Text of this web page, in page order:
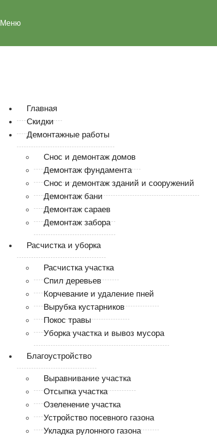
Меню
Главная
Скидки
Демонтажные работы
Снос и демонтаж домов
Демонтаж фундамента
Снос и демонтаж зданий и сооружений
Демонтаж бани
Демонтаж сараев
Демонтаж забора
Расчистка и уборка
Расчистка участка
Спил деревьев
Корчевание и удаление пней
Вырубка кустарников
Покос травы
Уборка участка и вывоз мусора
Благоустройство
Выравнивание участка
Отсыпка участка
Озеленение участка
Устройство посевного газона
Укладка рулонного газона